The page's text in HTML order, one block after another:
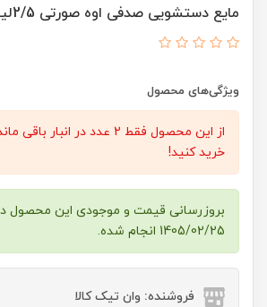
مایع دستشویی صدفی اوه صورتی 2/5لیتری
ویژگی‌های محصول
از این محصول فقط 2 عدد در
خرید کنید!
بروزرسانی قیمت و موجودی این محصول
1405/02/25 انجام شده.
فروشنده: وان تیک کالا